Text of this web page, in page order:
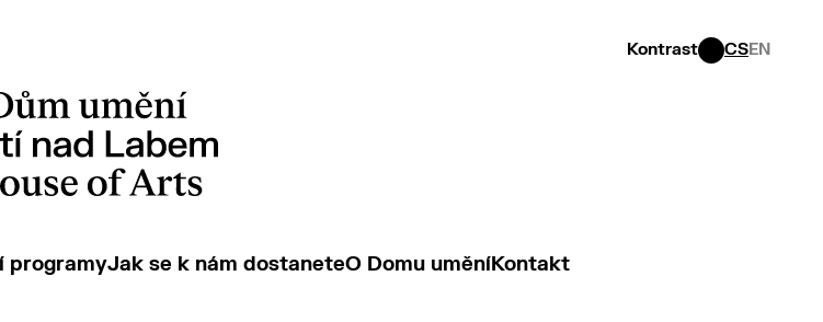
Kontrast CSEN
programyJak se k nám dostaneteO Domu uměníKontakt